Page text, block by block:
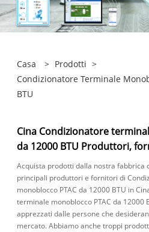
Casa > Prodotti >
Condizionatore Terminale
BTU
Cina Condizionatore
da 12000 BTU Produttori,
Acquista prodotti dalla nostra fabbrica
principali produttori e fornitori di
monoblocco PTAC da 12000 BTU in
terminale monoblocco PTAC da 12000
apprezzati dalle persone che
mercato. Abbiamo anche troppi